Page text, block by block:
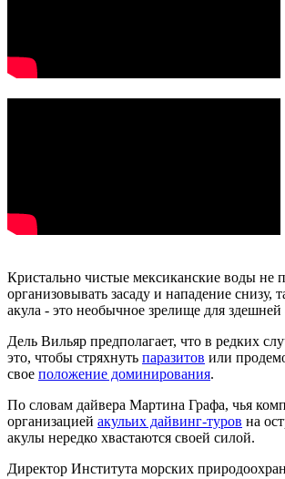
Кристально чистые мексиканские воды не
организовывать засаду и нападение снизу,
акула - это необычное зрелище для здешней
Дель Вильяр предполагает, что в редких
это, чтобы стряхнуть паразитов или
свое положение доминирования.
По словам дайвера Мартина Графа, чья
организацией акульих дайвинг-туров на
акулы нередко хвастаются своей силой.
Директор Института морских